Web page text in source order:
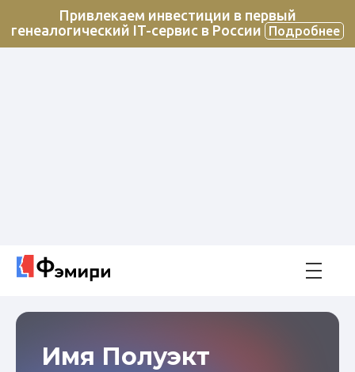
Привлекаем инвестиции в первый
генеалогический IT-сервис в России
Подробнее
Имя Полуэкт